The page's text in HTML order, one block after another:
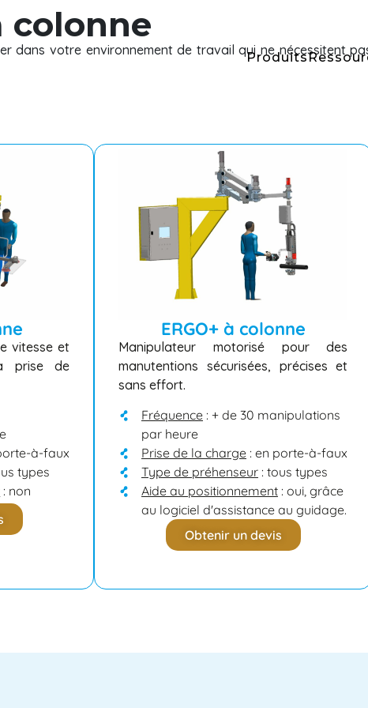
Produits
colonne
dans votre environnement de travail qui ne nécessitent
vitesse et
prise de
à-faux
types
: non
ERGO+ à colonne
Manipulateur motorisé pour des
manutentions sécurisées, précises et
sans effort.
Fréquence: + de 30 manipulations
par heure
Prise de la charge: en porte-à-faux
Type de préhenseur: tous types
Aide au positionnement: oui, grâce
au logiciel d'assistance au guidage.
Obtenir un devis